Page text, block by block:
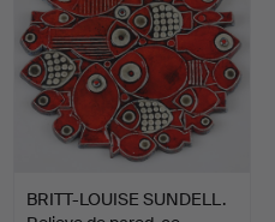
BRITT-LOUISE SUNDELL.